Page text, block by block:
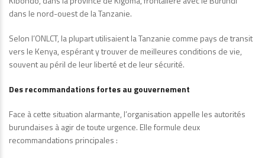
dans le nord-ouest de la Tanzanie.
Selon l’ONLCT, la plupart utilisaient la Tanzanie comme pays de transit
vers le Kenya, espérant y trouver de meilleures conditions de vie,
souvent au péril de leur liberté et de leur sécurité.
Des recommandations fortes au gouvernement
Face à cette situation alarmante, l’organisation appelle les autorités
burundaises à agir de toute urgence. Elle formule deux
recommandations principales :